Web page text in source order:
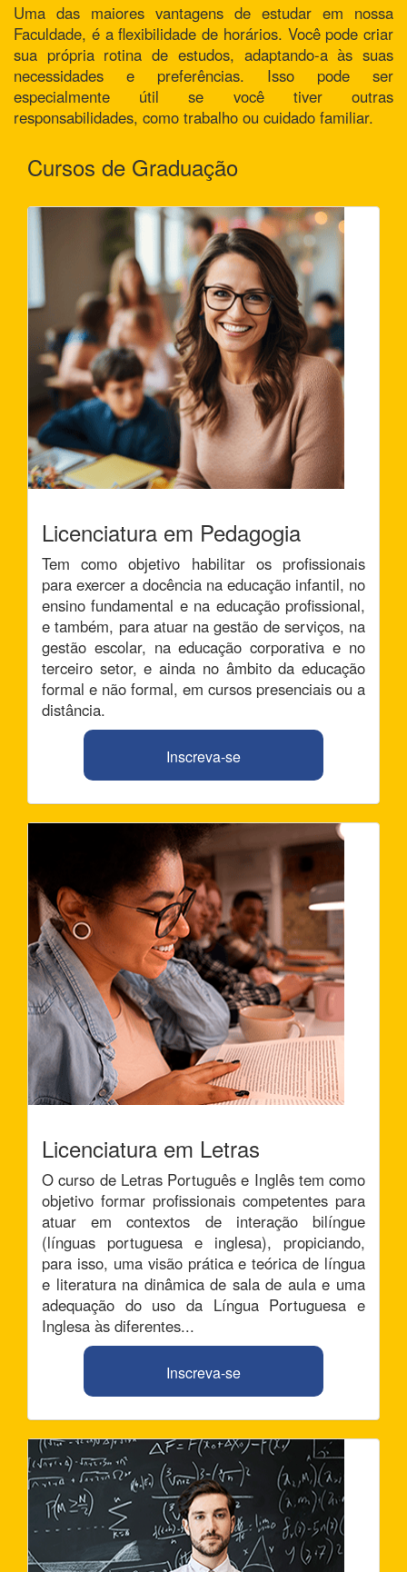
Uma das maiores vantagens de estudar em nossa
Faculdade, é a flexibilidade de horários. Você pode criar
sua própria rotina de estudos, adaptando-a às suas
necessidades e preferências. Isso pode ser
especialmente útil se você tiver outras
responsabilidades, como trabalho ou cuidado familiar.
Cursos de Graduação
Licenciatura em Pedagogia
Tem como objetivo habilitar os profissionais
para exercer a docência na educação infantil, no
ensino fundamental e na educação profissional,
e também, para atuar na gestão de serviços, na
gestão escolar, na educação corporativa e no
terceiro setor, e ainda no âmbito da educação
formal e não formal, em cursos presenciais ou a
distância.
Inscreva-se
Licenciatura em Letras
O curso de Letras Português e Inglês tem como
objetivo formar profissionais competentes para
atuar em contextos de interação bilíngue
(línguas portuguesa e inglesa), propiciando,
para isso, uma visão prática e teórica de língua
e literatura na dinâmica de sala de aula e uma
adequação do uso da Língua Portuguesa e
Inglesa às diferentes...
Inscreva-se